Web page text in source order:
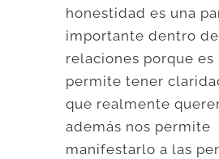
honestidad es una
importante dentro
relaciones porque es
permite tener
que realmente
además nos permite
manifestarlo a las